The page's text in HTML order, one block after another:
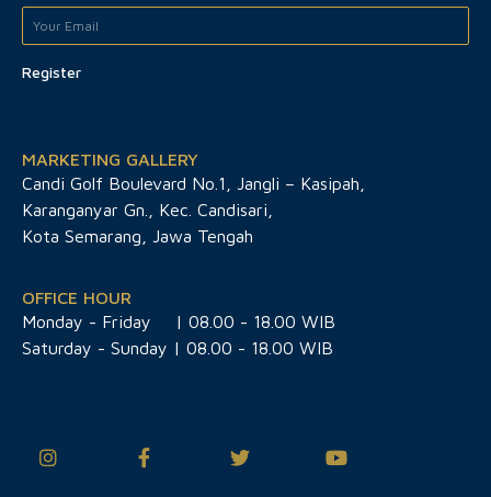
Register
MARKETING GALLERY
Candi Golf Boulevard No.1, Jangli – Kasipah,
Karanganyar Gn., Kec. Candisari,
Kota Semarang, Jawa Tengah
OFFICE HOUR
Monday - Friday
| 08.00 - 18.00 WIB
Saturday - Sunday | 08.00 - 18.00 WIB